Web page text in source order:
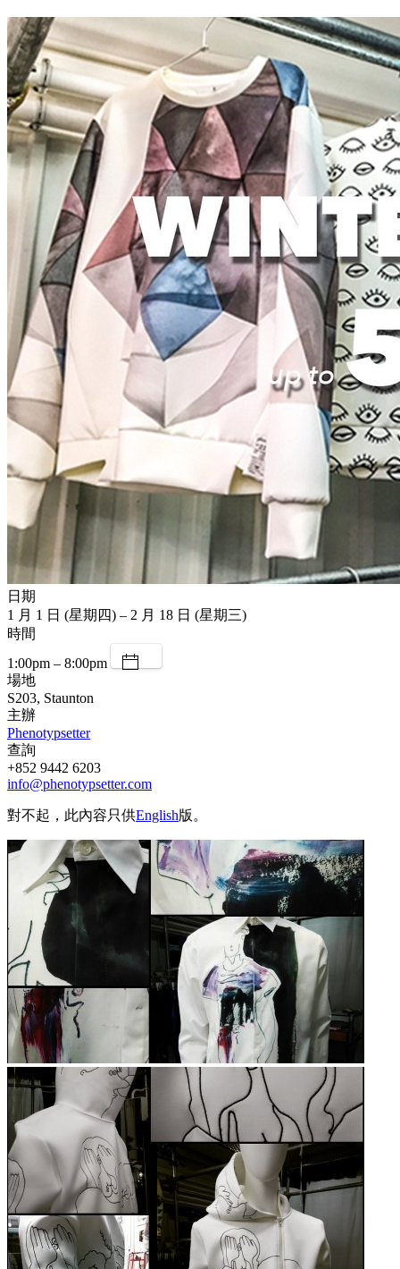
日期
1 月 1 日 (星期四) – 2 月 18 日 (星期三)
時間
1:00pm – 8:00pm
場地
S203, Staunton
主辦
Phenotypsetter
查詢
+852 9442 6203
info@phenotypsetter.com
對不起，此內容只供English版。